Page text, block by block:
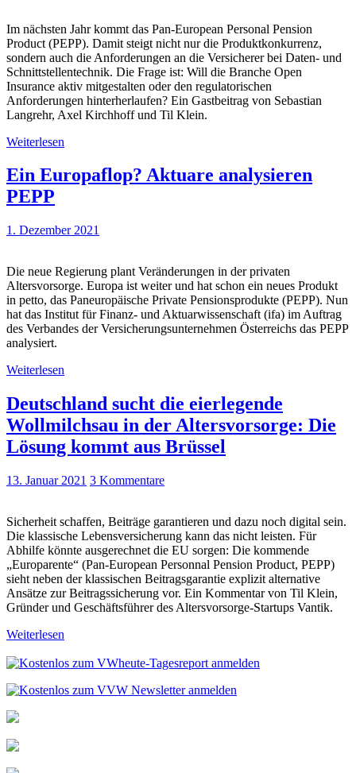
Im nächsten Jahr kommt das Pan-European Personal Pension
Product (PEPP). Damit steigt nicht nur die Produktkonkurrenz,
sondern auch die Anforderungen an die Versicherer bei Daten- und
Schnittstellentechnik. Die Frage ist: Will die Branche Open
Insurance aktiv mitgestalten oder den regulatorischen
Anforderungen hinterherlaufen? Ein Gastbeitrag von Sebastian
Langrehr, Axel Kirchhoff und Til Klein.
Weiterlesen
Ein Europaflop? Aktuare analysieren
PEPP
1. Dezember 2021
Die neue Regierung plant Veränderungen in der privaten
Altersvorsorge. Europa ist weiter und hat schon ein neues Produkt
in petto, das Paneuropäische Private Pensionsprodukte (PEPP). Nun
hat das Institut für Finanz- und Aktuarwissenschaft (ifa) im Auftrag
des Verbandes der Versicherungsunternehmen Österreichs das PEPP
analysiert.
Weiterlesen
Deutschland sucht die eierlegende
Wollmilchsau in der Altersvorsorge: Die
Lösung kommt aus Brüssel
13. Januar 2021 3 Kommentare
Sicherheit schaffen, Beiträge garantieren und dazu noch digital sein.
Die klassische Lebensversicherung kann das nicht leisten. Für
Abhilfe könnte ausgerechnet die EU sorgen: Die kommende
„Europarente“ (Pan-European Personnal Pension Product, PEPP)
sieht neben der klassischen Beitragsgarantie explizit alternative
Ansätze zur Beitragssicherung vor. Ein Kommentar von Til Klein,
Gründer und Geschäftsführer des Altersvorsorge-Startups Vantik.
Weiterlesen